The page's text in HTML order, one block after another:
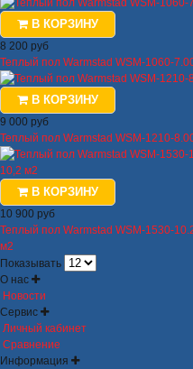
В КОРЗИНУ
8 200 руб
Теплый пол Warmstad WSM-1060-
В КОРЗИНУ
9 000 руб
Теплый пол Warmstad WSM-1210-
В КОРЗИНУ
10 900 руб
Теплый пол Warmstad WSM-1530-
м2
Показывать
О нас
Новости
Сервис
Личный кабинет
Сравнение
Информация